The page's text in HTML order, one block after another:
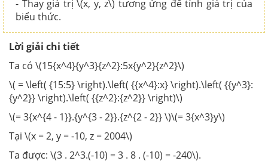
- Thay giá trị \(x, y, z\) tương ứng để tính giá trị của
biểu thức.
Lời giải chi tiết
Ta có \(15{x^4}{y^3}{z^2}:5x{y^2}{z^2}\)
\( = \left( {15:5} \right).\left( {{x^4}:x} \right).\left( {{y^3}:
{y^2}} \right).\left( {{z^2}:{z^2}} \right)\)
\(= 3{x^{4 - 1}}.{y^{3 - 2}}.{z^{2 - 2}} \)\(= 3{x^3}y\)
Tại \(x = 2, y = -10, z = 2004\)
Ta được: \(3 . 2^3.(-10) = 3 . 8 . (-10) = -240\).